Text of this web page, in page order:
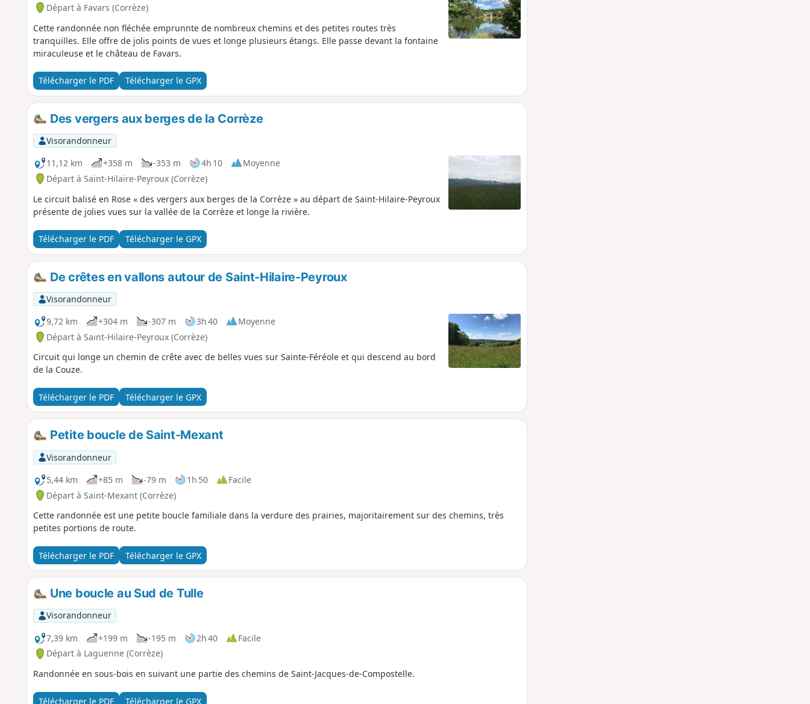
Départ à Favars (Corrèze)
Cette randonnée non fléchée emprunnte de nombreux chemins et des petites routes très
tranquilles. Elle offre de jolis points de vues et longe plusieurs étangs. Elle passe devant la fontaine
miraculeuse et le château de Favars.
Télécharger le PDF Télécharger le GPX
Des vergers aux berges de la Corrèze
Visorandonneur
11,12 km
+358 m -353 m 4h 10
Moyenne
Départ à Saint-Hilaire-Peyroux (Corrèze)
Le circuit balisé en Rose « des vergers aux berges de la Corrèze » au départ de Saint-Hilaire-Peyroux
présente de jolies vues sur la vallée de la Corrèze et longe la rivière.
Télécharger le PDF Télécharger le GPX
De crêtes en vallons autour de Saint-Hilaire-Peyroux
Visorandonneur
9,72 km
+304 m -307 m 3h 40
Moyenne
Départ à Saint-Hilaire-Peyroux (Corrèze)
Circuit qui longe un chemin de crête avec de belles vues sur Sainte-Féréole et qui descend au bord
de la Couze.
Télécharger le PDF Télécharger le GPX
Petite boucle de Saint-Mexant
Visorandonneur
5,44 km
+85 m -79 m 1h 50
Facile
Départ à Saint-Mexant (Corrèze)
Cette randonnée est une petite boucle familiale dans la verdure des prairies, majoritairement sur des chemins, très
petites portions de route.
Télécharger le PDF Télécharger le GPX
Une boucle au Sud de Tulle
Visorandonneur
7,39 km
+199 m -195 m 2h 40
Facile
Départ à Laguenne (Corrèze)
Randonnée en sous-bois en suivant une partie des chemins de Saint-Jacques-de-Compostelle.
Télécharger le PDF Télécharger le GPX